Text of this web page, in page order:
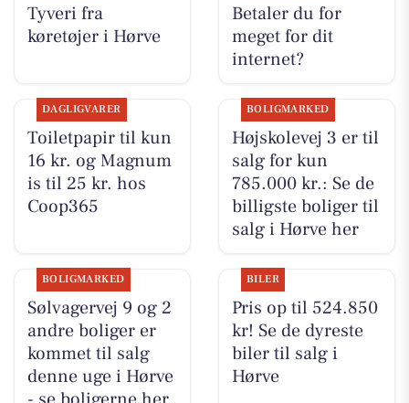
Tyveri fra
køretøjer i Hørve
Betaler du for
meget for dit
internet?
DAGLIGVARER
Toiletpapir til kun
16 kr. og Magnum
is til 25 kr. hos
Coop365
BOLIGMARKED
Højskolevej 3 er til
salg for kun
785.000 kr.: Se de
billigste boliger til
salg i Hørve her
BOLIGMARKED
Sølvagervej 9 og 2
andre boliger er
kommet til salg
denne uge i Hørve
BILER
Pris op til 524.850
kr! Se de dyreste
biler til salg i
Hørve